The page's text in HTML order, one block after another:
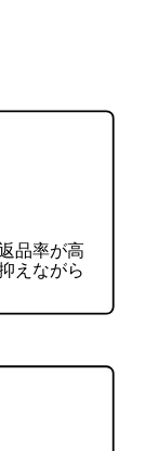
品率が高
えながら